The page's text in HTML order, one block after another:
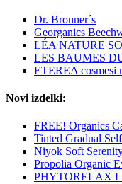
Dr. Bronner´s
Georganics
LÉA NATURE SO
LES BAUMES
ETEREA cosmesi
Novi izdelki:
FREE! Organics
Tinted Gradual
Niyok Soft
Propolia Organic
PHYTORELAX